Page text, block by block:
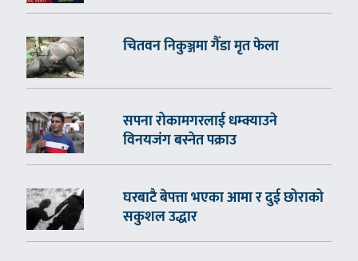
चितवन निकुञ्जमा गैँडा मृत फेला
सपना रोकामगरलाई धम्क्याउने
विनयजंग बस्नेत पक्राउ
घरबाटै बेपत्ता भएका आमा र दुई छोराको
सकुशल उद्धार